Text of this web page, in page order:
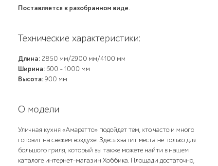
Поставляется в разобранном виде.
Технические характеристики:
Длина: 2850 мм/2900 мм/4100 мм
Ширина: 600 - 1000 мм
Высота:900 мм
О модели
Уличная кухня «Амаретто» подойдет тем, кто часто и много
готовит на свежем воздухе. Здесь хватит места не только для
большого гриля, который вы также можете найти в нашем
каталоге интернет-магазин Хоббика. Площади достаточно,